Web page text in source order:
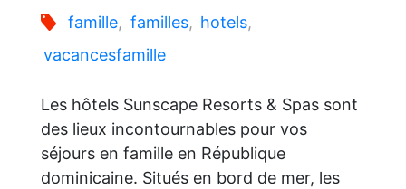
famille, familles, hotels,
vacancesfamille
Les hôtels Sunscape Resorts & Spas sont
des lieux incontournables pour vos
séjours en famille en République
dominicaine. Situés en bord de mer, les